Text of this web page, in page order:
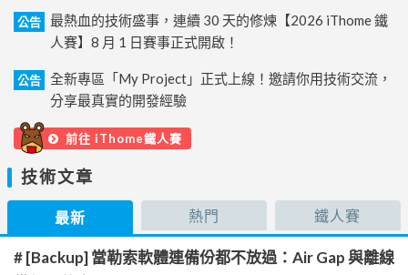
公告
最熱血的技術盛事，連續 30 天的修煉【2026 iThome 鐵
人賽】8 月 1 日賽事正式開啟！
公告
全新專區「My Project」正式上線！邀請你用技術交流，
分享最真實的開發經驗
前往 iThome鐵人賽
技術文章
最新 熱門 鐵人賽
# [Backup] 當勒索軟體連備份都不放過：Air Gap 與離線